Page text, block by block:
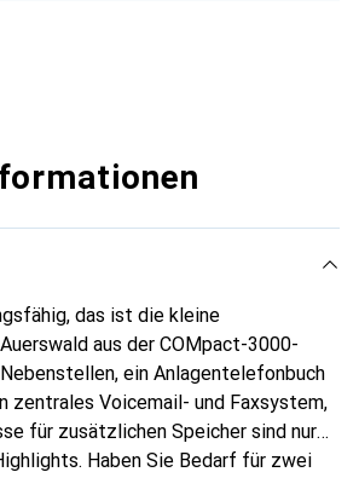
das ist die kleine
aus der COMpact-3000-
ein Anlagentelefonbuch
zentrales Voicemail- und Faxsystem,
für zusätzlichen Speicher sind nur
Haben Sie Bedarf für zwei